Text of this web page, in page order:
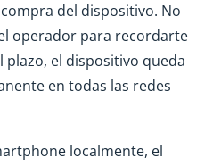
del dispositivo. No
operador para recordarte
plazo, el dispositivo queda
en todas las redes
localmente, el